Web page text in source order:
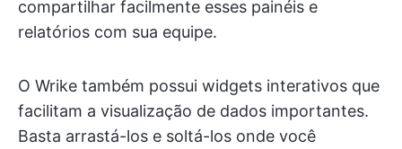
compartilhar facilmente esses painéis e
relatórios com sua equipe.
O Wrike também possui widgets interativos que
facilitam a visualização de dados importantes.
Basta arrastá-los e soltá-los onde você